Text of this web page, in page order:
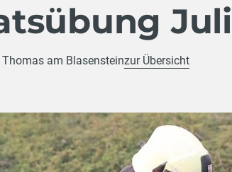
Thomas am Blasensteinzur Übersicht